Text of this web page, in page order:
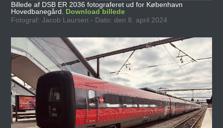
Billede af DSB ER 2036 fotograferet ud for København
Hovedbanegård. Download billede
Fotograf: Jacob Laursen - Dato: den 8. april 2024